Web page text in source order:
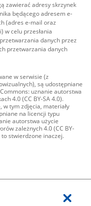
zawierać adresy skrzynek
będącego adresem e-
(adres e-mail oraz
w celu przesłania
danych przez
przetwarzania danych
w serwisie (z
są udostępniane
uznanie autorstwa
4.0 (CC BY-SA 4.0).
w tym zdjęcia, materiały
na licencji typu
autorstwa użycie
zależnych 4.0 (CC BY-
to stwierdzone inaczej.